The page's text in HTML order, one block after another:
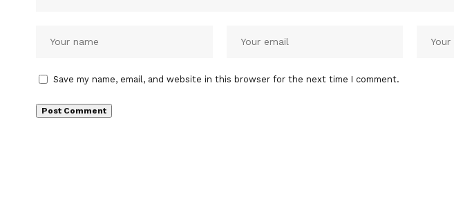
Save my name, email, and website in this browser for the next time I comment.